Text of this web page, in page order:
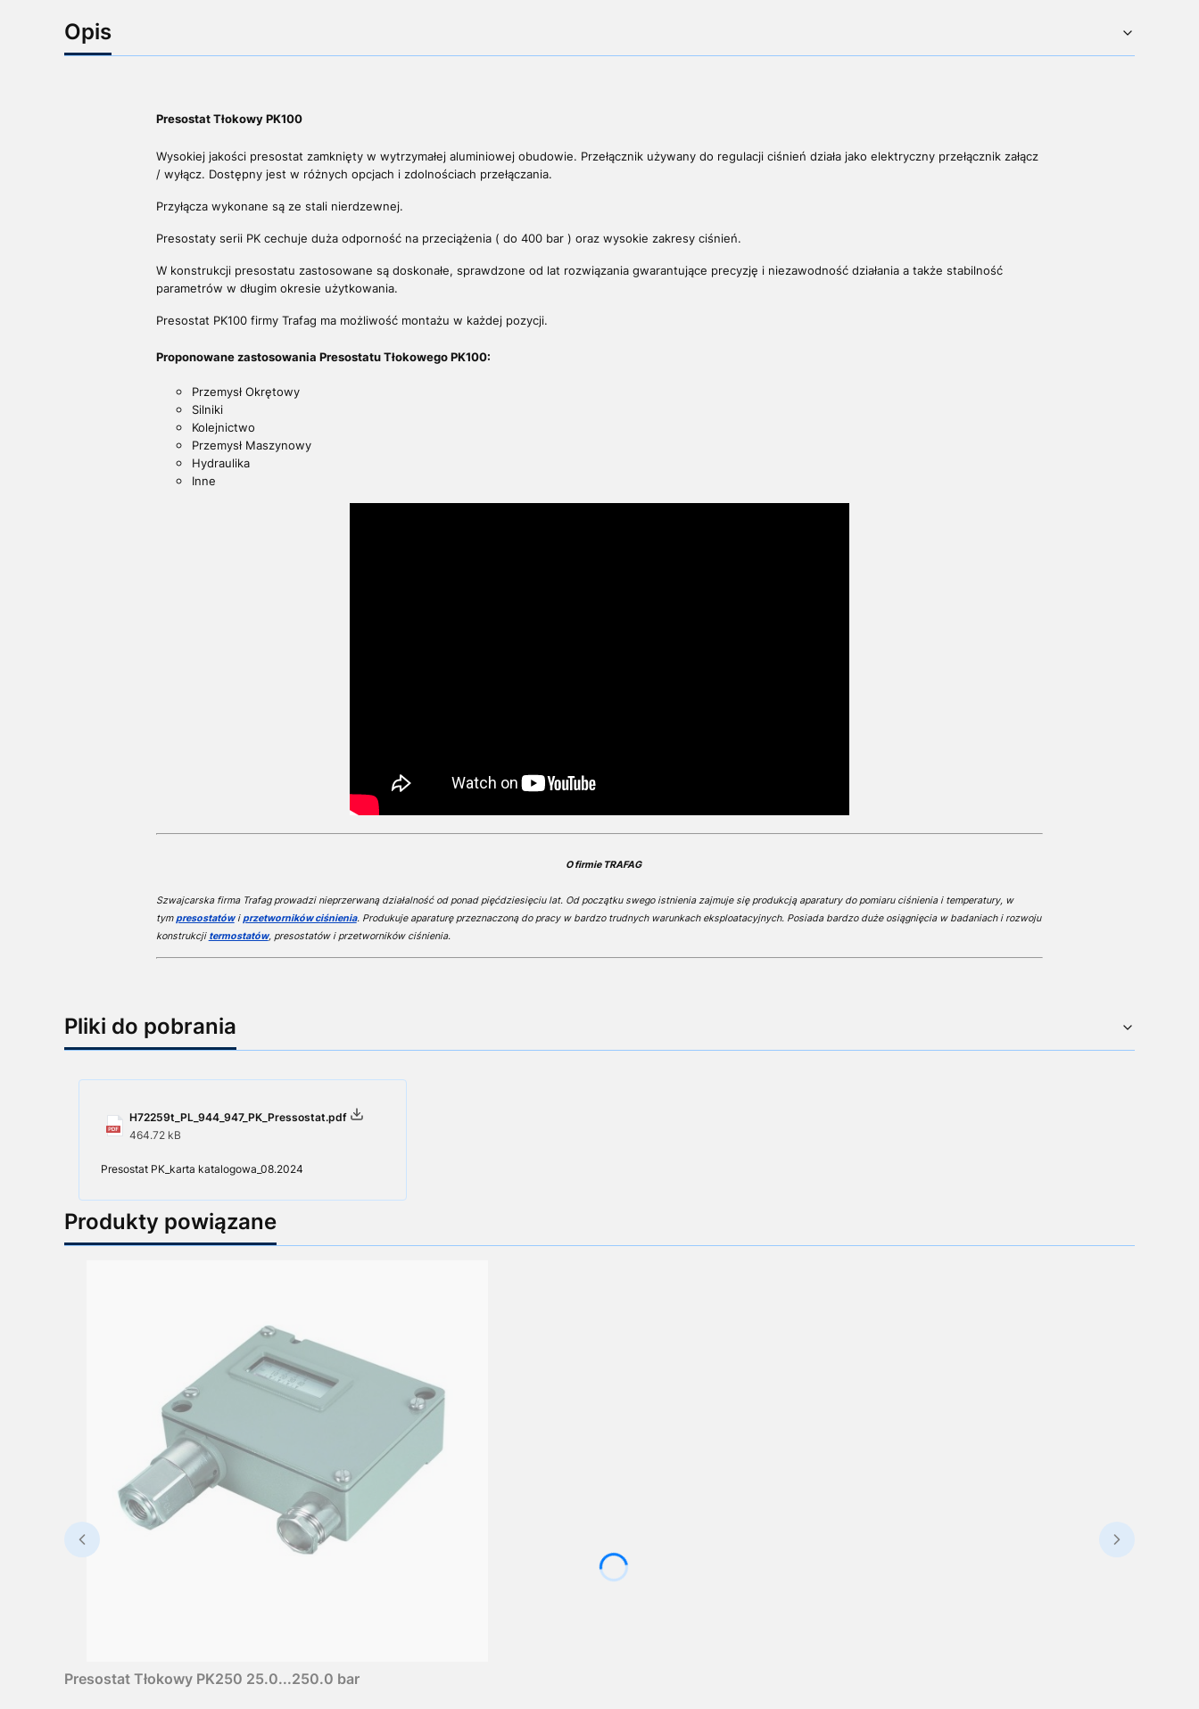
Opis
Presostat Tłokowy PK100
Wysokiej jakości presostat zamknięty w wytrzymałej aluminiowej obudowie. Przełącznik używany do regulacji ciśnień działa jako elektryczny przełącznik załącz
/ wyłącz. Dostępny jest w różnych opcjach i zdolnościach przełączania.
Przyłącza wykonane są ze stali nierdzewnej.
Presostaty serii PK cechuje duża odporność na przeciążenia ( do 400 bar ) oraz wysokie zakresy ciśnień.
W konstrukcji presostatu zastosowane są doskonałe, sprawdzone od lat rozwiązania gwarantujące precyzję i niezawodność działania a także stabilność
parametrów w długim okresie użytkowania.
Presostat PK100 firmy Trafag ma możliwość montażu w każdej pozycji.
Proponowane zastosowania Presostatu Tłokowego PK100:
Przemysł Okrętowy
Silniki
Kolejnictwo
Przemysł Maszynowy
Hydraulika
Inne
O firmie TRAFAG
Szwajcarska firma Trafag prowadzi nieprzerwaną działalność od ponad pięćdziesięciu lat. Od początku swego istnienia zajmuje się produkcją aparatury do pomiaru ciśnienia i temperatury, w
tympresostatówiprzetworników ciśnienia. Produkuje aparaturę przeznaczoną do pracy w bardzo trudnych warunkach eksploatacyjnych. Posiada bardzo duże osiągnięcia w badaniach i rozwoju
konstrukcji termostatów, presostatów i przetworników ciśnienia.
Pliki do pobrania
H72259t_PL_944_947_PK_Pressostat.pdf
464.72 kB
Presostat PK_karta katalogowa_08.2024
Produkty powiązane
Presostat Tłokowy PK250 25.0...250.0 bar